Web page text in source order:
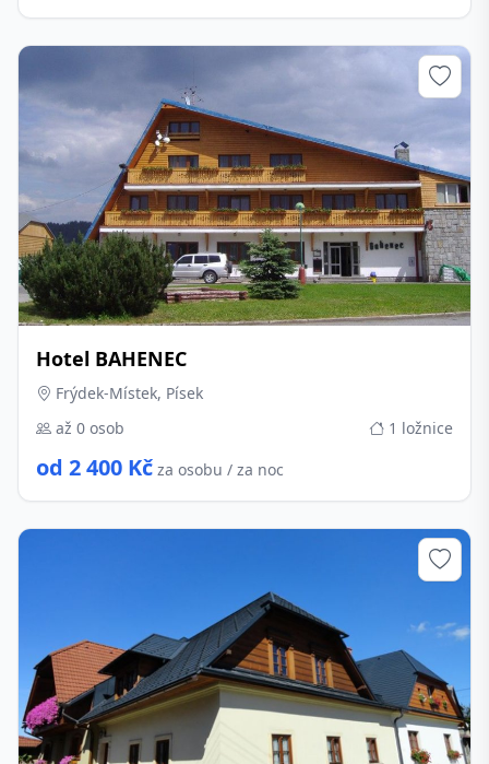
Hotel BAHENEC
Frýdek-Místek, Písek
až 0 osob
1 ložnice
od 2 400 Kč za osobu / za noc